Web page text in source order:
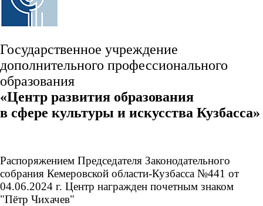
Государственное учреждение
дополнительного профессионального
образования
«Центр развития образования
в сфере культуры и искусства Кузбасса»
Распоряжением Председателя Законодательного
собрания Кемеровской области-Кузбасса №441 от
04.06.2024 г. Центр награжден почетным знаком
"Пётр Чихачев"